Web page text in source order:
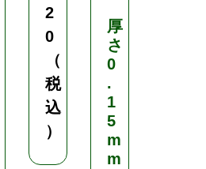
2
0
（
税
込
）
厚
さ
0
.
1
5
m
m